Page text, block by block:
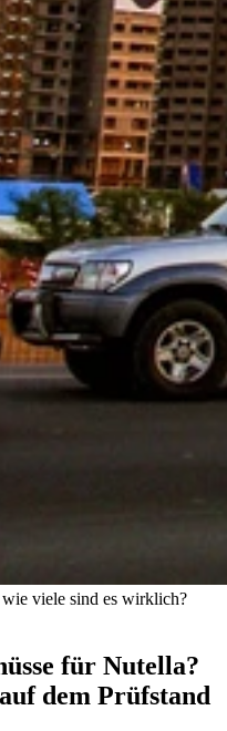
viele sind es wirklich?
für Nutella?
dem Prüfstand